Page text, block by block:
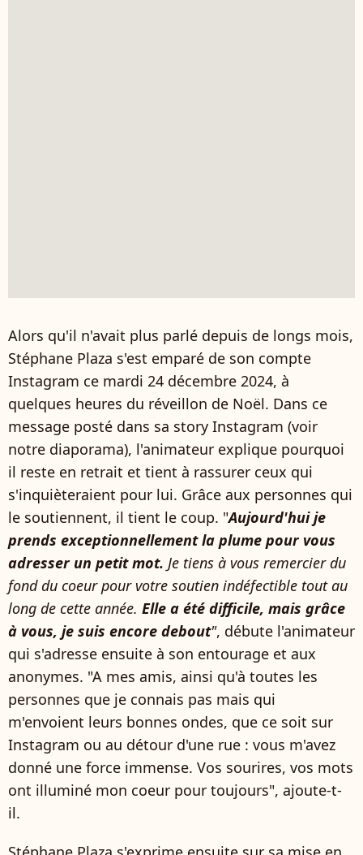
Alors qu'il n'avait plus parlé depuis de longs mois,
Stéphane Plaza s'est emparé de son compte
Instagram ce mardi 24 décembre 2024, à
quelques heures du réveillon de Noël. Dans ce
message posté dans sa story Instagram (voir
notre diaporama), l'animateur explique pourquoi
il reste en retrait et tient à rassurer ceux qui
s'inquièteraient pour lui. Grâce aux personnes qui
le soutiennent, il tient le coup. "Aujourd'hui je
prends exceptionnellement la plume pour vous
adresser un petit mot. Je tiens à vous remercier du
fond du coeur pour votre soutien indéfectible tout au
long de cette année. Elle a été difficile, mais grâce
à vous, je suis encore debout", débute l'animateur
qui s'adresse ensuite à son entourage et aux
anonymes. "A mes amis, ainsi qu'à toutes les
personnes que je connais pas mais qui
m'envoient leurs bonnes ondes, que ce soit sur
Instagram ou au détour d'une rue : vous m'avez
donné une force immense. Vos sourires, vos mots
ont illuminé mon coeur pour toujours", ajoute-t-
il.